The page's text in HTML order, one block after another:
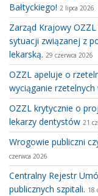
Bałtyckiego! 2 lipca 2026
Zarząd Krajowy
sytuacji związanej z
lekarską. 29 czerwca 2026
OZZL apeluje o
wyciąganie
OZZL krytycznie o
lekarzy dentystów 21
Wrogowie publiczni
czerwca 2026
Centralny Rejestr
publicznych szpitali. 18